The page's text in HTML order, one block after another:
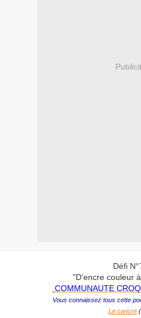
Défi
"D'encre couleur
COMMUNAUTE
Vous connaissez tous cette
Le cancre